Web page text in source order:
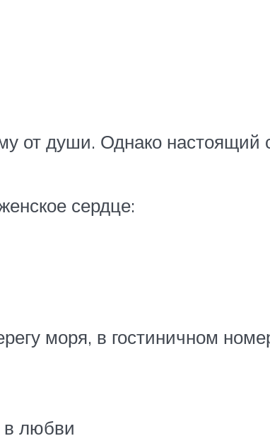
от души. Однако настоящий
сердце:
моря, в гостиничном
в любви